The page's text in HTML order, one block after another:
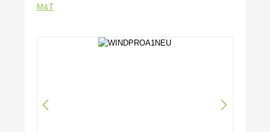
M&T
Bildergalerie überspringen